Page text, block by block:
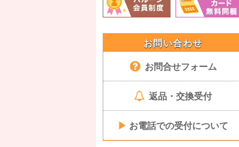
お問い合わせ
お問合せフォーム
返品・交換受付
▶ お電話での受付について